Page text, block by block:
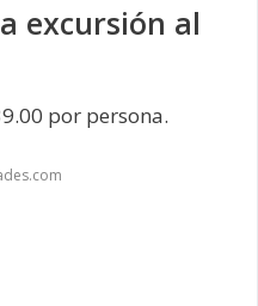
excursión al
por persona.